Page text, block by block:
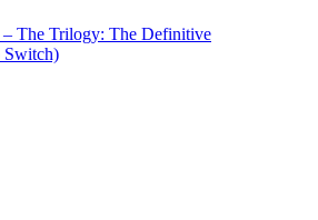
The Trilogy: The Definitive
Switch)